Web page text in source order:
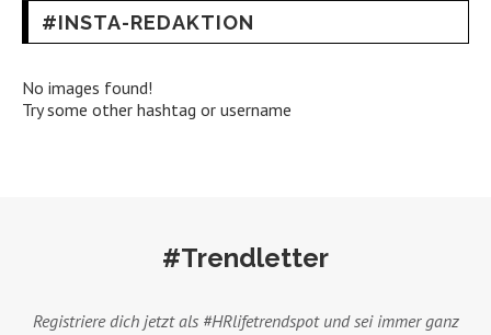
#INSTA-REDAKTION
No images found!
Try some other hashtag or username
#Trendletter
Registriere dich jetzt als #HRlifetrendspot und sei immer ganz